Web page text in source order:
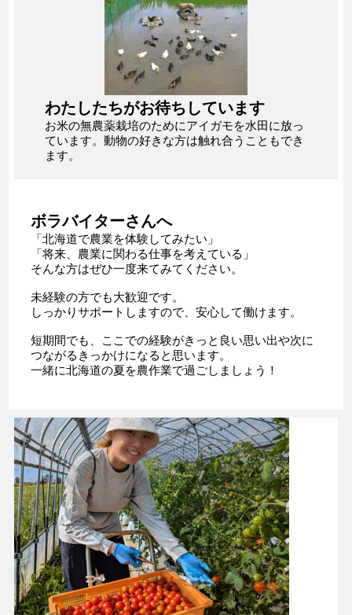
わたしたちがお待ちしています
お米の無農薬栽培のためにアイガモを水田に放っ
ています。動物の好きな方は触れ合うこともでき
ます。
ボラバイターさんへ
「北海道で農業を体験してみたい」
「将来、農業に関わる仕事を考えている」
そんな方はぜひ一度来てみてください。
未経験の方でも大歓迎です。
しっかりサポートしますので、安心して働けます。
短期間でも、ここでの経験がきっと良い思い出や次に
つながるきっかけになると思います。
一緒に北海道の夏を農作業で過ごしましょう！